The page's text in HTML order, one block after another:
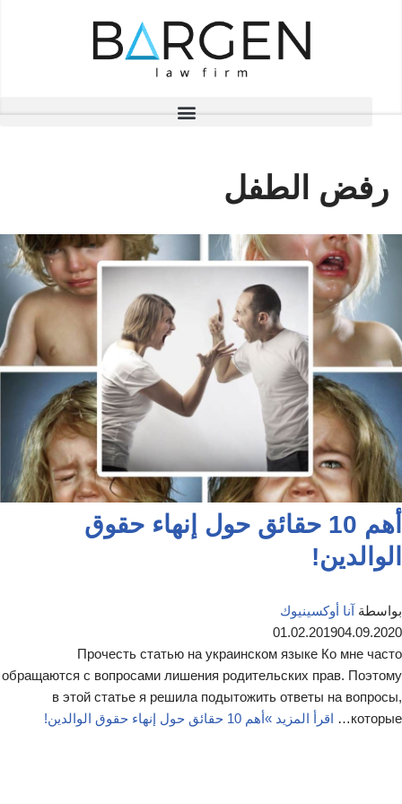
رفض الطفل
أهم 10 حقائق حول إنهاء حقوق
الوالدين!
بواسطة آنا أوكسينيوك
01.02.201904.09.2020
Прочесть статью на украинском языке Ко мне часто
обращаются с вопросами лишения родительских прав. Поэтому
в этой статье я решила подытожить ответы на вопросы,
которые…
اقرأ المزيد »أهم 10 حقائق حول إنهاء حقوق الوالدين!